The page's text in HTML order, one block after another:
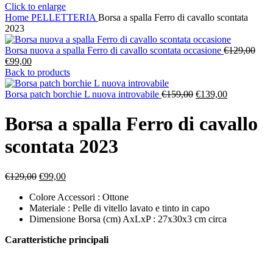
Click to enlarge
Home PELLETTERIA Borsa a spalla Ferro di cavallo scontata
2023
Borsa nuova a spalla Ferro di cavallo scontata occasione €129,00Il
€99,00Il
prezzo
attuale
è:
Back to products
Borsa patch borchie L nuova introvabile €159,00 Il
era:
€139,00Il
attuale
è:
Borsa a spalla Ferro di cavallo
scontata 2023
€129,00 Il
originale
era:
€129,00.
€99,00Il
attuale
è:
€99,00.
Colore Accessori : Ottone
Materiale : Pelle di vitello lavato e tinto in capo
Dimensione Borsa (cm) AxLxP : 27x30x3 cm circa
Caratteristiche principali